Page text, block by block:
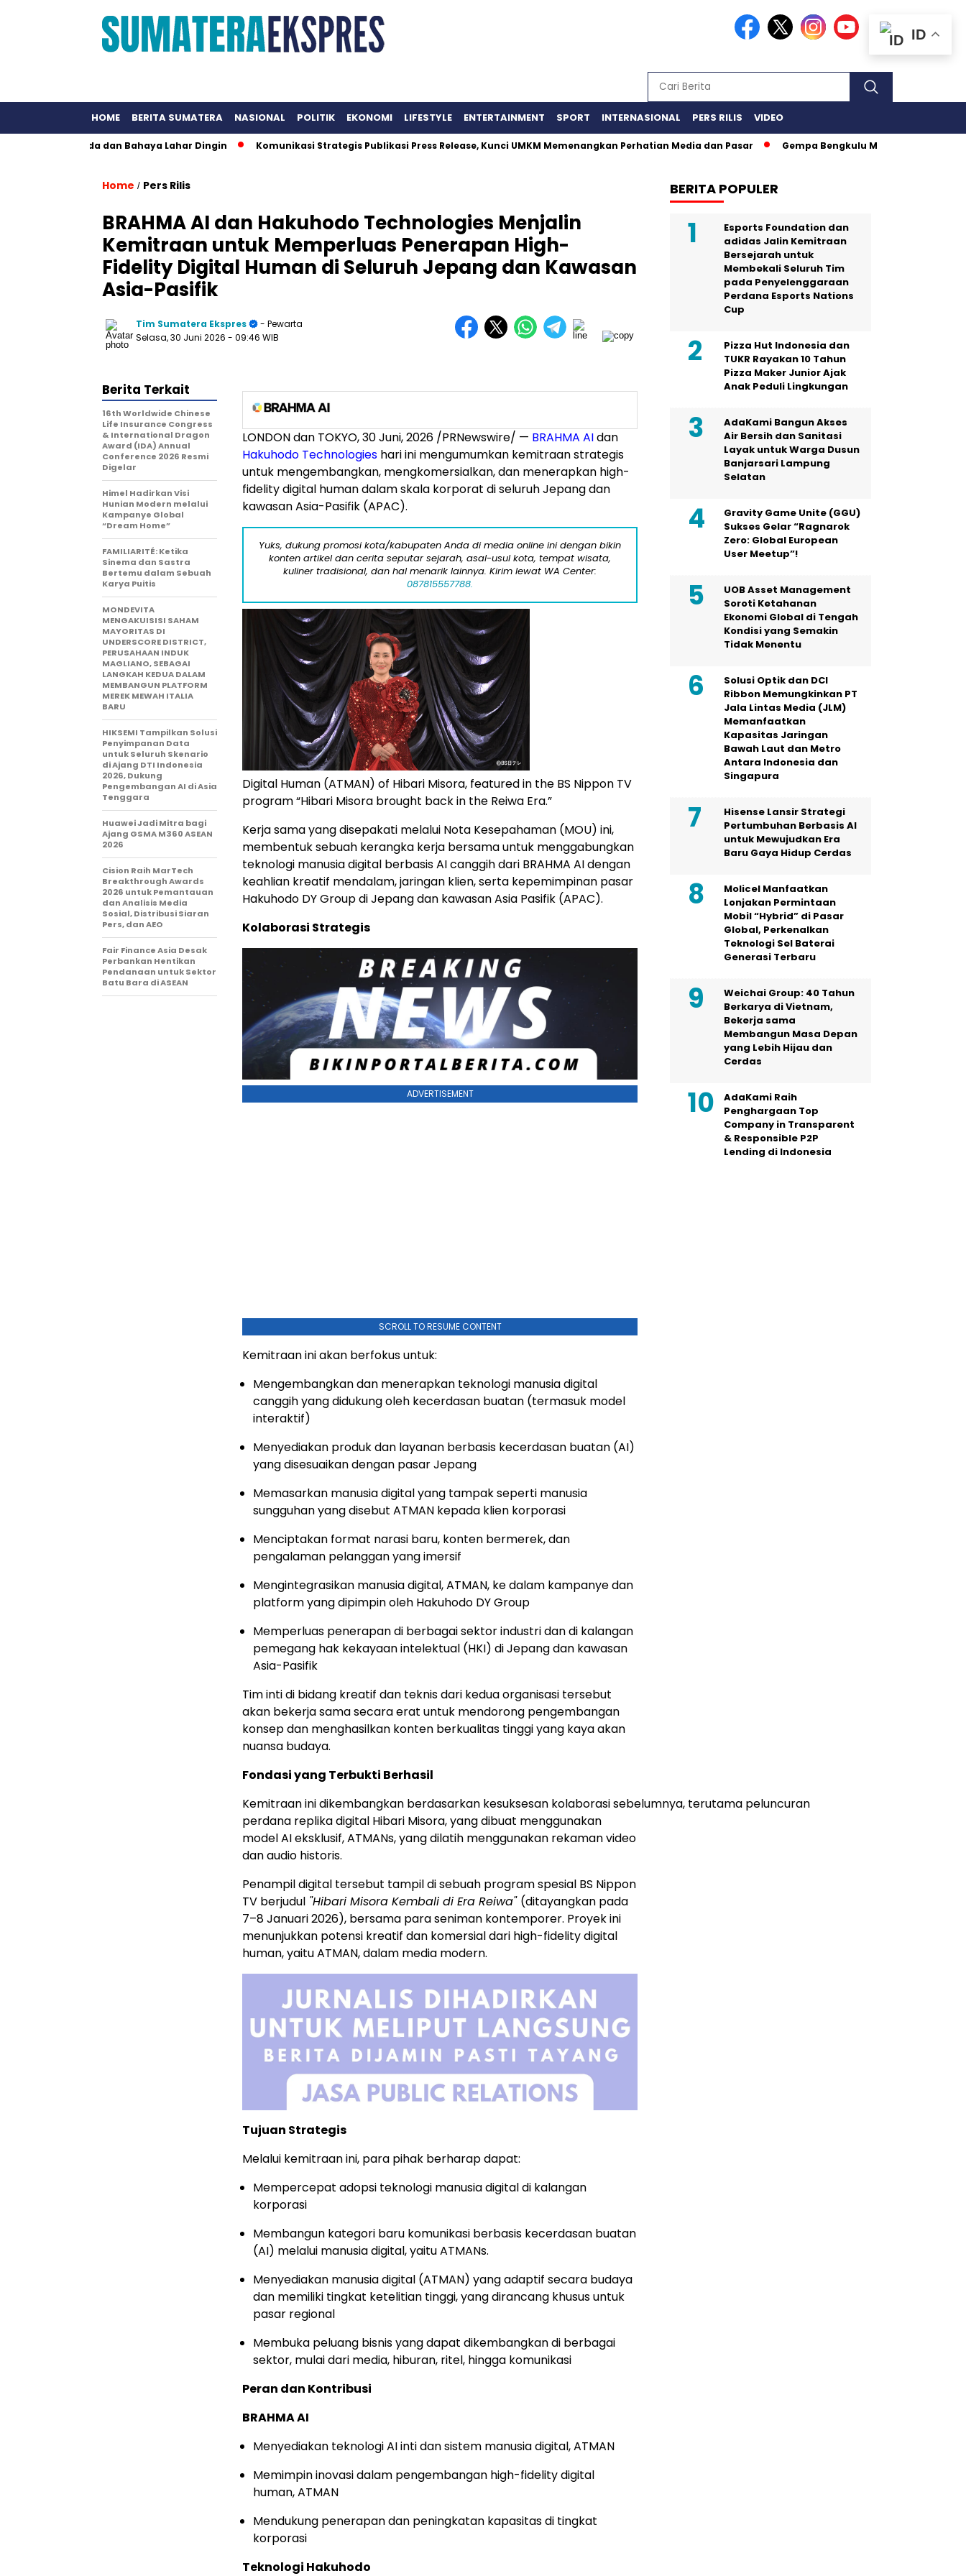
HOME BERITA SUMATERA NASIONAL POLITIK EKONOMI LIFESTYLE ENTERTAINMENT SPORT INTERNASIONAL PERS RILIS VIDEO
Waspada dan Bahaya Lahar Dingin Komunikasi Strategis Publikasi Press Release, Kunci UMKM Memenangkan Perhatian Media dan Pasar Gempa Bengkulu Magnitudo 6.3 Rusak
Home / Pers Rilis
BRAHMA AI dan Hakuhodo Technologies Menjalin
Kemitraan untuk Memperluas Penerapan High-
Fidelity Digital Human di Seluruh Jepang dan Kawasan
Asia-Pasifik
Tim Sumatera Ekspres
- Pewarta
Selasa, 30 Juni 2026 - 09:46 WIB
LONDON dan TOKYO,30 Juni, 2026 /PRNewswire/ — BRAHMA AIdan
Hakuhodo Technologies hari ini mengumumkan kemitraan strategis
untuk mengembangkan, mengkomersialkan, dan menerapkan high-
fidelity digital human dalam skala korporat di seluruh Jepang dan
kawasan Asia-Pasifik (APAC).
Yuks, dukung promosi kota/kabupaten Anda di media online ini dengan bikin
konten artikel dan cerita seputar sejarah, asal-usul kota, tempat wisata,
kuliner tradisional, dan hal menarik lainnya. Kirim lewat WA Center:
087815557788.
Digital Human (ATMAN) of Hibari Misora, featured in the BS Nippon TV
program “Hibari Misora brought back in the Reiwa Era.”
Kerja sama yang disepakati melalui Nota Kesepahaman (MOU) ini,
membentuk sebuah kerangka kerja bersama untuk menggabungkan
teknologi manusia digital berbasis AI canggih dari BRAHMA AI dengan
keahlian kreatif mendalam, jaringan klien, serta kepemimpinan pasar
Hakuhodo DY Group di Jepang dan kawasan Asia Pasifik (APAC).
Kolaborasi Strategis
ADVERTISEMENT
SCROLL TO RESUME CONTENT
Kemitraan ini akan berfokus untuk:
Mengembangkan dan menerapkan teknologi manusia digital
canggih yang didukung oleh kecerdasan buatan (termasuk model
interaktif)
Menyediakan produk dan layanan berbasis kecerdasan buatan (AI)
yang disesuaikan dengan pasar Jepang
Memasarkan manusia digital yang tampak seperti manusia
sungguhan yang disebut ATMAN kepada klien korporasi
Menciptakan format narasi baru, konten bermerek, dan
pengalaman pelanggan yang imersif
Mengintegrasikan manusia digital, ATMAN, ke dalam kampanye dan
platform yang dipimpin oleh Hakuhodo DY Group
Memperluas penerapan di berbagai sektor industri dan di kalangan
pemegang hak kekayaan intelektual (HKI) di Jepang dan kawasan
Asia-Pasifik
Tim inti di bidang kreatif dan teknis dari kedua organisasi tersebut
akan bekerja sama secara erat untuk mendorong pengembangan
konsep dan menghasilkan konten berkualitas tinggi yang kaya akan
nuansa budaya.
Fondasi yang Terbukti Berhasil
Kemitraan ini dikembangkan berdasarkan kesuksesan kolaborasi sebelumnya, terutama peluncuran
perdana replika digital Hibari Misora, yang dibuat menggunakan
model AI eksklusif, ATMANs, yang dilatih menggunakan rekaman video
dan audio historis.
Penampil digital tersebut tampil di sebuah program spesial BS Nippon
TV berjudul "Hibari Misora Kembali di Era Reiwa" (ditayangkan pada
7–8 Januari 2026), bersama para seniman kontemporer. Proyek ini
menunjukkan potensi kreatif dan komersial dari high-fidelity digital
human, yaitu ATMAN, dalam media modern.
Tujuan Strategis
Melalui kemitraan ini, para pihak berharap dapat:
Mempercepat adopsi teknologi manusia digital di kalangan
korporasi
Membangun kategori baru komunikasi berbasis kecerdasan buatan
(AI) melalui manusia digital, yaitu ATMANs.
Menyediakan manusia digital (ATMAN) yang adaptif secara budaya
dan memiliki tingkat ketelitian tinggi, yang dirancang khusus untuk
pasar regional
Membuka peluang bisnis yang dapat dikembangkan di berbagai
sektor, mulai dari media, hiburan, ritel, hingga komunikasi
Peran dan Kontribusi
BRAHMA AI
Menyediakan teknologi AI inti dan sistem manusia digital, ATMAN
Memimpin inovasi dalam pengembangan high-fidelity digital
human, ATMAN
Mendukung penerapan dan peningkatan kapasitas di tingkat
korporasi
Teknologi Hakuhodo
Berita Terkait
16th Worldwide Chinese
Life Insurance Congress
& International Dragon
Award (IDA) Annual
Conference 2026 Resmi
Digelar
Himel Hadirkan Visi
Hunian Modern melalui
Kampanye Global
“Dream Home”
FAMILIARITÉ: Ketika
Sinema dan Sastra
Bertemu dalam Sebuah
Karya Puitis
MONDEVITA
MENGAKUISISI SAHAM
MAYORITAS DI
UNDERSCORE DISTRICT,
PERUSAHAAN INDUK
MAGLIANO, SEBAGAI
LANGKAH KEDUA DALAM
MEMBANGUN PLATFORM
MEREK MEWAH ITALIA
BARU
HIKSEMI Tampilkan Solusi
Penyimpanan Data
untuk Seluruh Skenario
di Ajang DTI Indonesia
2026, Dukung
Pengembangan AI di Asia
Tenggara
Huawei Jadi Mitra bagi
Ajang GSMA M360 ASEAN
2026
Cision Raih MarTech
Breakthrough Awards
2026 untuk Pemantauan
dan Analisis Media
Sosial, Distribusi Siaran
Pers, dan AEO
Fair Finance Asia Desak
Perbankan Hentikan
Pendanaan untuk Sektor
Batu Bara di ASEAN
BERITA POPULER
Esports Foundation dan
adidas Jalin Kemitraan
Bersejarah untuk
Membekali Seluruh Tim
pada Penyelenggaraan
Perdana Esports Nations
Cup
Pizza Hut Indonesia dan
TUKR Rayakan 10 Tahun
Pizza Maker Junior Ajak
Anak Peduli Lingkungan
AdaKami Bangun Akses
Air Bersih dan Sanitasi
Layak untuk Warga Dusun
Banjarsari Lampung
Selatan
Gravity Game Unite (GGU)
Sukses Gelar “Ragnarok
Zero: Global European
User Meetup”!
UOB Asset Management
Soroti Ketahanan
Ekonomi Global di Tengah
Kondisi yang Semakin
Tidak Menentu
Solusi Optik dan DCI
Ribbon Memungkinkan PT
Jala Lintas Media (JLM)
Memanfaatkan
Kapasitas Jaringan
Bawah Laut dan Metro
Antara Indonesia dan
Singapura
Hisense Lansir Strategi
Pertumbuhan Berbasis AI
untuk Mewujudkan Era
Baru Gaya Hidup Cerdas
Molicel Manfaatkan
Lonjakan Permintaan
Mobil “Hybrid” di Pasar
Global, Perkenalkan
Teknologi Sel Baterai
Generasi Terbaru
Weichai Group: 40 Tahun
Berkarya di Vietnam,
Bekerja sama
Membangun Masa Depan
yang Lebih Hijau dan
Cerdas
AdaKami Raih
Penghargaan Top
Company in Transparent
& Responsible P2P
Lending di Indonesia
ID